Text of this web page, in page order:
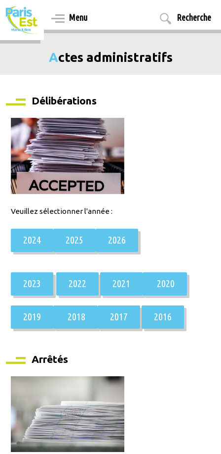
Aller
au
contenu
principal
Menu Recherche
Actes administratifs
Délibérations
Veuillez sélectionner l'année :
2024 2025 2026
2023 2022 2021 2020
2019 2018 2017 2016
Arrêtés